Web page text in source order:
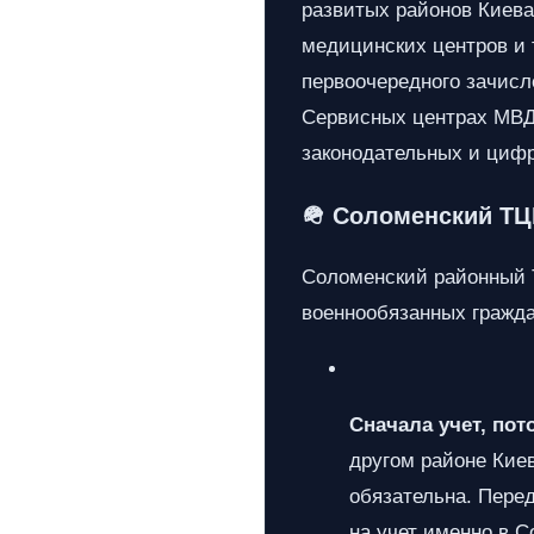
развитых районов
медицинских центров и
первоочередного
Сервисных центрах
законодательных и
🪖 Соломенский
Соломенский районный
военнообязанных
Сначала учет,
другом районе
обязательна.